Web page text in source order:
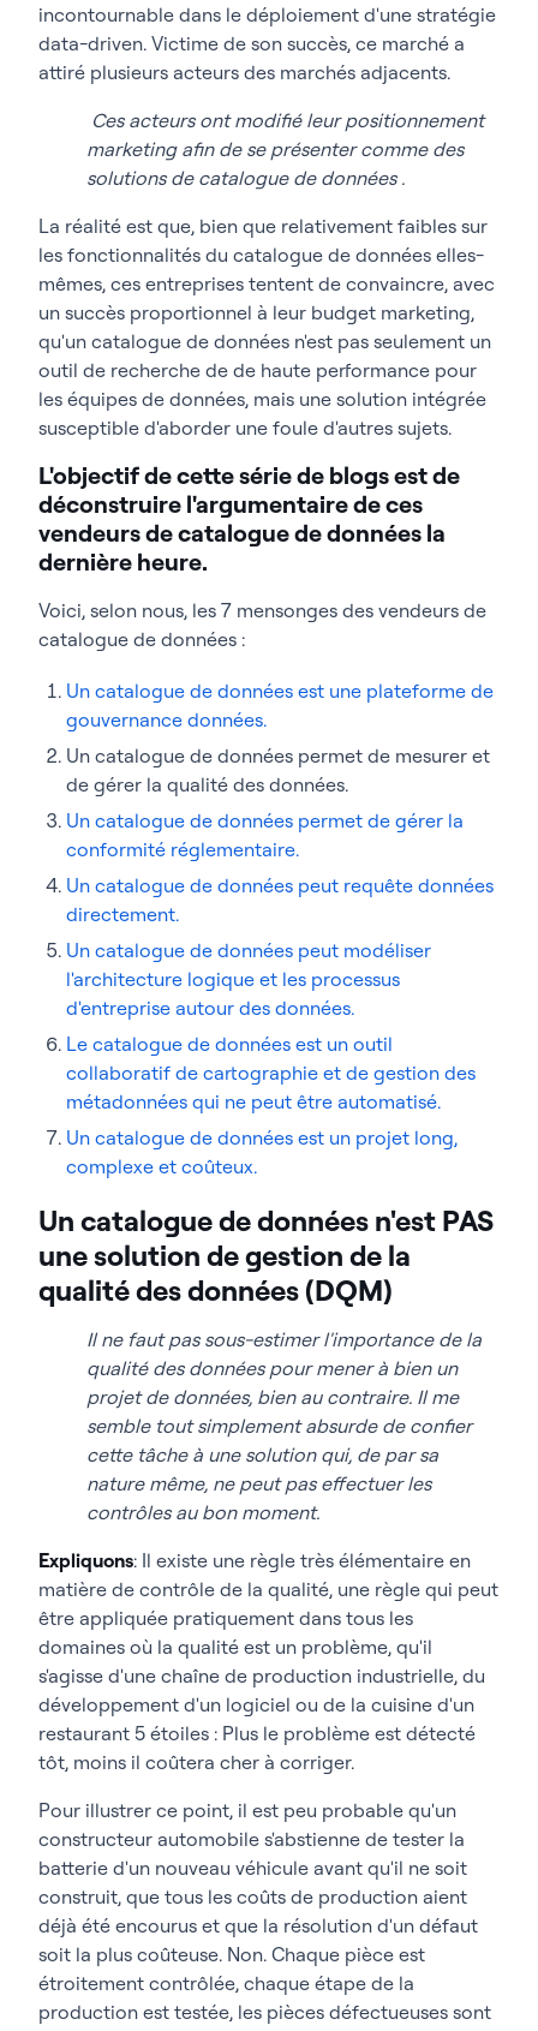
incontournable dans le déploiement d'une stratégie
data-driven. Victime de son succès, ce marché a
attiré plusieurs acteurs des marchés adjacents.
Ces acteurs ont modifié leur positionnement
marketing afin de se présenter comme des
solutions de catalogue de données .
La réalité est que, bien que relativement faibles sur
les fonctionnalités du catalogue de données elles-
mêmes, ces entreprises tentent de convaincre, avec
un succès proportionnel à leur budget marketing,
qu'un catalogue de données n'est pas seulement un
outil de recherche de de haute performance pour
les équipes de données, mais une solution intégrée
susceptible d'aborder une foule d'autres sujets.
L'objectif de cette série de blogs est de
déconstruire l'argumentaire de ces
vendeurs de catalogue de données la
dernière heure.
Voici, selon nous, les 7 mensonges des vendeurs de
catalogue de données :
Un catalogue de données est une plateforme de
gouvernance données.
Un catalogue de données permet de mesurer et
de gérer la qualité des données.
Un catalogue de données permet de gérer la
conformité réglementaire.
Un catalogue de données peut requête données
directement.
Un catalogue de données peut modéliser
l'architecture logique et les processus
d'entreprise autour des données.
Le catalogue de données est un outil
collaboratif de cartographie et de gestion des
métadonnées qui ne peut être automatisé.
Un catalogue de données est un projet long,
complexe et coûteux.
Un catalogue de données n'est PAS
une solution de gestion de la
qualité des données (DQM)
Il ne faut pas sous-estimer l'importance de la
qualité des données pour mener à bien un
projet de données, bien au contraire. Il me
semble tout simplement absurde de confier
cette tâche à une solution qui, de par sa
nature même, ne peut pas effectuer les
contrôles au bon moment.
Expliquons: Il existe une règle très élémentaire en
matière de contrôle de la qualité, une règle qui peut
être appliquée pratiquement dans tous les
domaines où la qualité est un problème, qu'il
s'agisse d'une chaîne de production industrielle, du
développement d'un logiciel ou de la cuisine d'un
restaurant 5 étoiles : Plus le problème est détecté
tôt, moins il coûtera cher à corriger.
Pour illustrer ce point, il est peu probable qu'un
constructeur automobile s'abstienne de tester la
batterie d'un nouveau véhicule avant qu'il ne soit
construit, que tous les coûts de production aient
déjà été encourus et que la résolution d'un défaut
soit la plus coûteuse. Non. Chaque pièce est
étroitement contrôlée, chaque étape de la
production est testée, les pièces défectueuses sont